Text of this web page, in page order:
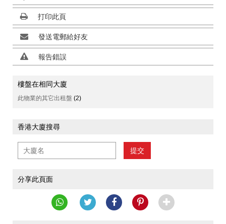
打印此頁
發送電郵給好友
報告錯誤
樓盤在相同大廈
此物業的其它出租盤 (2)
香港大廈搜尋
提交
分享此頁面